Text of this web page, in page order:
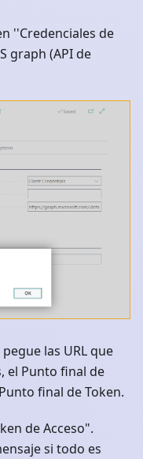
''Credenciales de
graph (API de
las URL que
el Punto final de
final de Token.
de Acceso".
si todo es